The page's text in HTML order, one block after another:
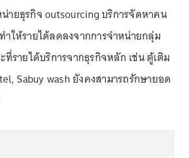
ายธุรกิจ outsourcing บริการจัดหาคน
ให้รายได้ลดลงจากการจำหน่ายกลุ่ม
รายได้บริการจากธุรกิจหลัก เช่น ตู้เติม
Sabuy wash ยังคงสามารถรักษายอด